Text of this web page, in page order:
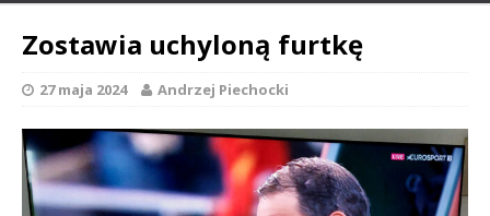
Zostawia uchyloną furtkę
27 maja 2024 Andrzej Piechocki